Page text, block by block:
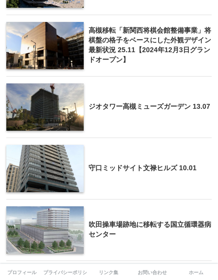
高槻移転「新関西将棋会館整備事業」将
棋盤の格子をベースにした外観デザイン
最新状況 25.11【2024年12月3日グラン
ドオープン】
ジオタワー高槻ミューズガーデン 13.07
守口ミッドサイト文禄ヒルズ 10.01
吹田操車場跡地に移転する国立循環器病
センター
プロフィール プライバシーポリシー リンク集 お問い合わせ ホーム